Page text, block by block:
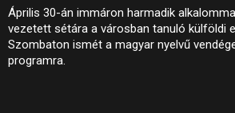
Április 30-án immáron harmadik
vezetett sétára a városban tanuló külföldi
Szombaton ismét a magyar nyelvű
programra.